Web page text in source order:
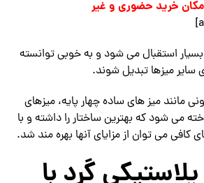
خرید حضوری و غیر
بسیار استقبال می شود و به خوبی توانسته
سایر میزها تبدیل شوند.
مانند میز های ساده چهار پایه، میزهای
می شود که بهترین ساختار را داشته و با
کافی می توان از مزایای آنها بهره مند شد.